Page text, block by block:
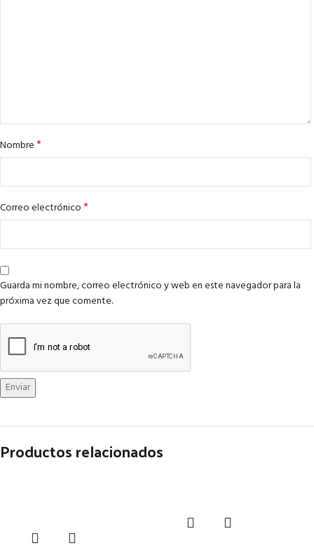
Nombre*
Correo electrónico*
Guarda mi nombre, correo electrónico y web en este navegador para la
próxima vez que comente.
Productos relacionados